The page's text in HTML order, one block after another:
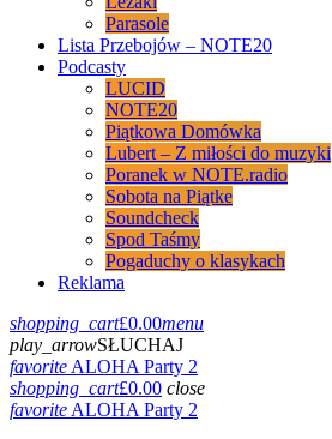
Parasole
Lista Przebojów – NOTE20
Podcasty
LUCID
NOTE20
Piątkowa Domówka
Lubert – Z miłości do muzyki
Poranek w NOTE.radio
Sobota na Piątke
Soundcheck
Spod Taśmy
Pogaduchy o klasykach
Reklama
shopping_cart£0.00menu
play_arrowSŁUCHAJ
favoriteALOHA Party 2
shopping_cart£0.00 close
favoriteALOHA Party 2